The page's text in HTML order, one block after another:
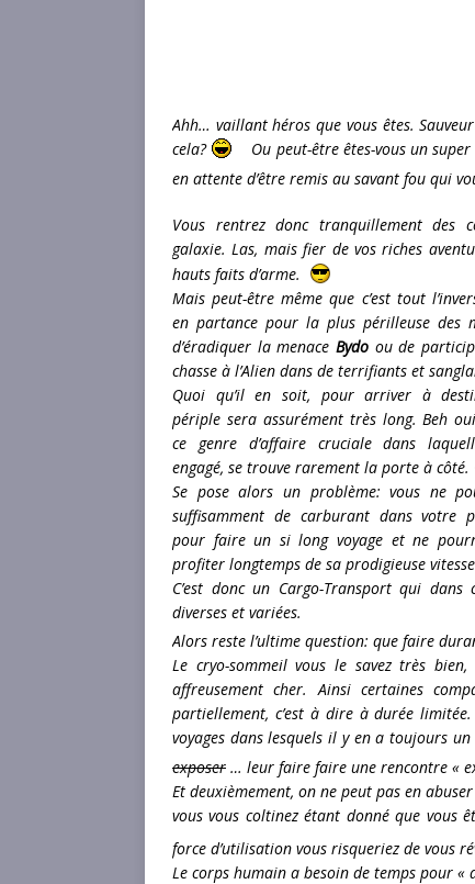
Ahh… vaillant héros que vous êtes.
cela?
Ou peut-être êtes-vous un super
en attente d’être remis au savant fou qui
Vous rentrez donc tranquillement des
galaxie. Las, mais fier de vos riches
hauts faits d’arme.
Mais peut-être même que c’est tout
en partance pour la plus périlleuse des
d’éradiquer la menace Bydoou de
chasse à l’Alien dans de terrifiants et
Quoi qu’il en soit, pour arriver à
périple sera assurément très long. Beh
ce genre d’affaire cruciale dans
engagé, se trouve rarement la porte à côté.
Se pose alors un problème: vous ne
suffisamment de carburant dans votre
pour faire un si long voyage et ne
profiter longtemps de sa prodigieuse
C’est donc un Cargo-Transport qui
diverses et variées.
Alors reste l’ultime question: que faire
Le cryo-sommeil vous le savez très
affreusement cher. Ainsi certaines
partiellement, c’est à dire à durée
voyages dans lesquels il y en a toujours
exposer … leur faire faire une rencontre «
Et deuxièmement, on ne peut pas en
vous vous coltinez étant donné que vous
force d’utilisation vous risqueriez de vous
Le corps humain a besoin de temps pour «